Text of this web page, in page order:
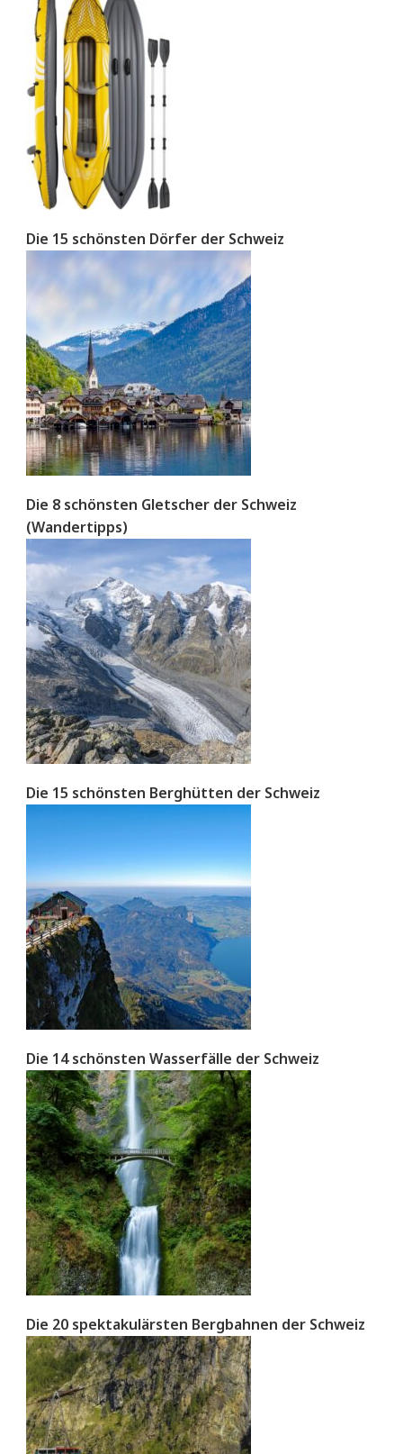
Die 15 schönsten Dörfer der Schweiz
Die 8 schönsten Gletscher der Schweiz
(Wandertipps)
Die 15 schönsten Berghütten der Schweiz
Die 14 schönsten Wasserfälle der Schweiz
Die 20 spektakulärsten Bergbahnen der Schweiz